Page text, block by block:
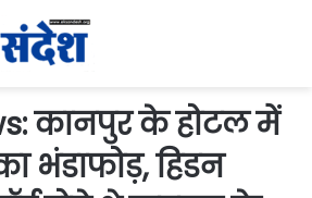
कानपुर के होटल में
भंडाफोड़, हिडन